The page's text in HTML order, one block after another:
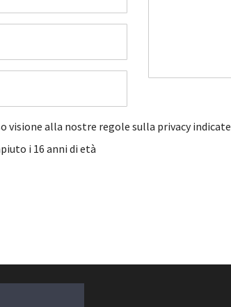
visione alla nostre regole sulla privacy indicate
i 16 anni di età